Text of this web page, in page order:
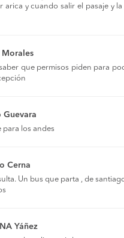
arica y cuando salir el pasaje y
Morales
que permisos piden para
Guevara
para los andes
Cerna
Un bus que parta , de
Yáñez